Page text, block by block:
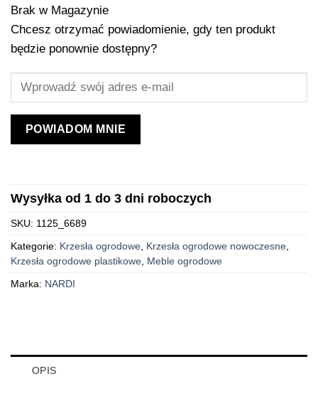
Brak w Magazynie
Chcesz otrzymać powiadomienie, gdy ten produkt
będzie ponownie dostępny?
POWIADOM MNIE
Wysyłka od 1 do 3 dni roboczych
SKU: 1125_6689
Kategorie: Krzesła ogrodowe, Krzesła ogrodowe nowoczesne,
Krzesła ogrodowe plastikowe, Meble ogrodowe
Marka: NARDI
OPIS